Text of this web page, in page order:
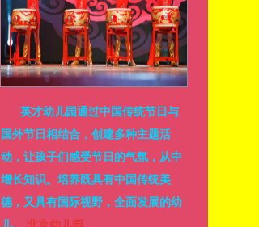
英才幼儿园通过中国传统节日与
国外节日相结合，创建多种主题活
动，让孩子们感受节日的气氛，从中
增长知识。培养既具有中国传统美
德，又具有国际视野，全面发展的幼